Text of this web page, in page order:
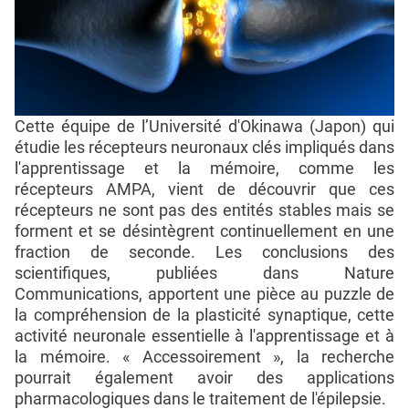
Cette équipe de l’Université d'Okinawa (Japon) qui
étudie les récepteurs neuronaux clés impliqués dans
l'apprentissage et la mémoire, comme les
récepteurs AMPA, vient de découvrir que ces
récepteurs ne sont pas des entités stables mais se
forment et se désintègrent continuellement en une
fraction de seconde. Les conclusions des
scientifiques, publiées dans Nature
Communications, apportent une pièce au puzzle de
la compréhension de la plasticité synaptique, cette
activité neuronale essentielle à l'apprentissage et à
la mémoire. « Accessoirement », la recherche
pourrait également avoir des applications
pharmacologiques dans le traitement de l'épilepsie.